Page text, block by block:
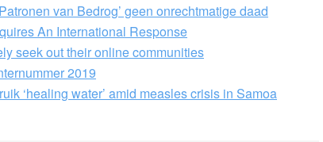
van Bedrog’ geen onrechtmatige daad
An International Response
seek out their online communities
2019
‘healing water’ amid measles crisis in Samoa